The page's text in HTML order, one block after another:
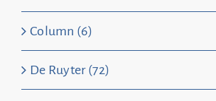
Column (6)
De Ruyter (72)